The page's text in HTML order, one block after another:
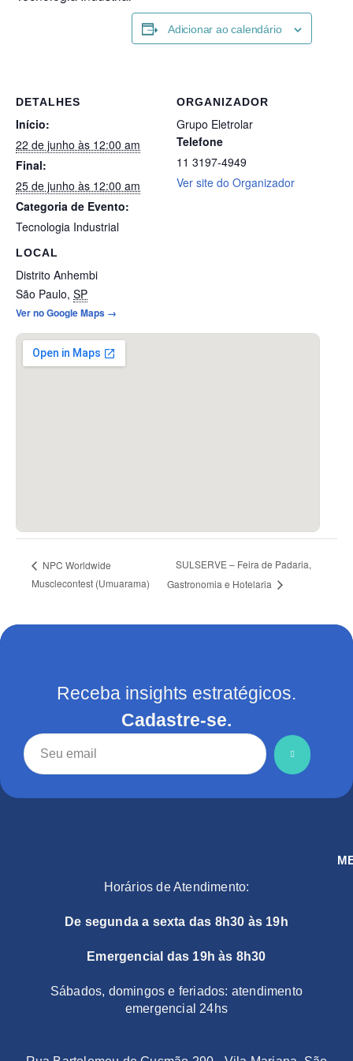
Adicionar ao calendário
DETALHES
Início:
22 de junho às 12:00 am
Final:
25 de junho às 12:00 am
Categoria de Evento:
Tecnologia Industrial
LOCAL
Distrito Anhembi
São Paulo, SP
Ver no Google Maps →
ORGANIZADOR
Grupo Eletrolar
Telefone
11 3197-4949
Ver site do Organizador
NPC Worldwide
Musclecontest (Umuarama)
SULSERVE – Feira de Padaria,
Gastronomia e Hotelaria
Receba insights estratégicos.
Cadastre-se.
Horários de Atendimento:
De segunda a sexta das 8h30 às 19h
Emergencial das 19h às 8h30
Sábados, domingos e feriados: atendimento
emergencial 24hs